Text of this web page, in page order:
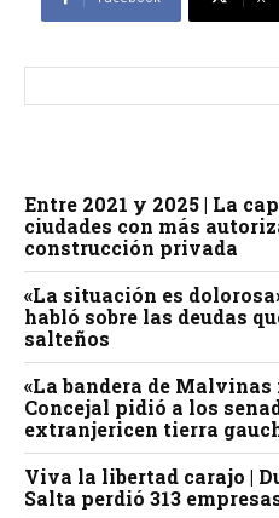
Entre 2021 y 2025 | La
ciudades con más
construcción privada
«La situación es
habló sobre las deudas
salteños
«La bandera de
Concejal pidió a los
extranjericen tierra
Viva la libertad carajo |
Salta perdió 313